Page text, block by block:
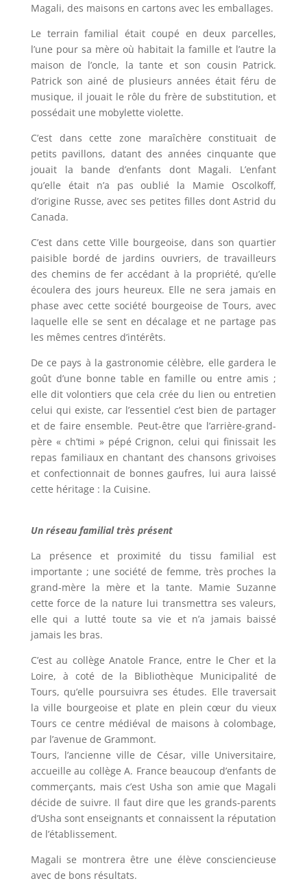
Magali, des maisons en cartons avec les emballages.
Le terrain familial était coupé en deux parcelles,
l’une pour sa mère où habitait la famille et l’autre la
maison de l’oncle, la tante et son cousin Patrick.
Patrick son ainé de plusieurs années était féru de
musique, il jouait le rôle du frère de substitution, et
possédait une mobylette violette.
C’est dans cette zone maraîchère constituait de
petits pavillons, datant des années cinquante que
jouait la bande d’enfants dont Magali. L’enfant
qu’elle était n’a pas oublié la Mamie Oscolkoff,
d’origine Russe, avec ses petites filles dont Astrid du
Canada.
C’est dans cette Ville bourgeoise, dans son quartier
paisible bordé de jardins ouvriers, de travailleurs
des chemins de fer accédant à la propriété, qu’elle
écoulera des jours heureux. Elle ne sera jamais en
phase avec cette société bourgeoise de Tours, avec
laquelle elle se sent en décalage et ne partage pas
les mêmes centres d’intérêts.
De ce pays à la gastronomie célèbre, elle gardera le
goût d’une bonne table en famille ou entre amis ;
elle dit volontiers que cela crée du lien ou entretien
celui qui existe, car l’essentiel c’est bien de partager
et de faire ensemble. Peut-être que l’arrière-grand-
père « ch’timi » pépé Crignon, celui qui finissait les
repas familiaux en chantant des chansons grivoises
et confectionnait de bonnes gaufres, lui aura laissé
cette héritage : la Cuisine.
Un réseau familial très présent
La présence et proximité du tissu familial est
importante ; une société de femme, très proches la
grand-mère la mère et la tante. Mamie Suzanne
cette force de la nature lui transmettra ses valeurs,
elle qui a lutté toute sa vie et n’a jamais baissé
jamais les bras.
C’est au collège Anatole France, entre le Cher et la
Loire, à coté de la Bibliothèque Municipalité de
Tours, qu’elle poursuivra ses études. Elle traversait
la ville bourgeoise et plate en plein cœur du vieux
Tours ce centre médiéval de maisons à colombage,
par l’avenue de Grammont.
Tours, l’ancienne ville de César, ville Universitaire,
accueille au collège A. France beaucoup d’enfants de
commerçants, mais c’est Usha son amie que Magali
décide de suivre. Il faut dire que les grands-parents
d’Usha sont enseignants et connaissent la réputation
de l’établissement.
Magali se montrera être une élève consciencieuse
avec de bons résultats.